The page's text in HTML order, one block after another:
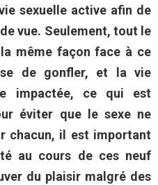
sexuelle active afin de
vue. Seulement, tout le
même façon face à ce
de gonfler, et la vie
impactée, ce qui est
éviter que le sexe ne
chacun, il est important
au cours de ces neuf
du plaisir malgré des